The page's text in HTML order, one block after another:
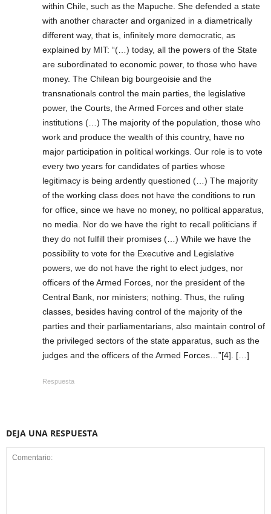
within Chile, such as the Mapuche. She defended a state
with another character and organized in a diametrically
different way, that is, infinitely more democratic, as
explained by MIT: “(…) today, all the powers of the State
are subordinated to economic power, to those who have
money. The Chilean big bourgeoisie and the
transnationals control the main parties, the legislative
power, the Courts, the Armed Forces and other state
institutions (…) The majority of the population, those who
work and produce the wealth of this country, have no
major participation in political workings. Our role is to vote
every two years for candidates of parties whose
legitimacy is being ardently questioned (…) The majority
of the working class does not have the conditions to run
for office, since we have no money, no political apparatus,
no media. Nor do we have the right to recall politicians if
they do not fulfill their promises (…) While we have the
possibility to vote for the Executive and Legislative
powers, we do not have the right to elect judges, nor
officers of the Armed Forces, nor the president of the
Central Bank, nor ministers; nothing. Thus, the ruling
classes, besides having control of the majority of the
parties and their parliamentarians, also maintain control of
the privileged sectors of the state apparatus, such as the
judges and the officers of the Armed Forces…”[4]. […]
Respuesta
DEJA UNA RESPUESTA